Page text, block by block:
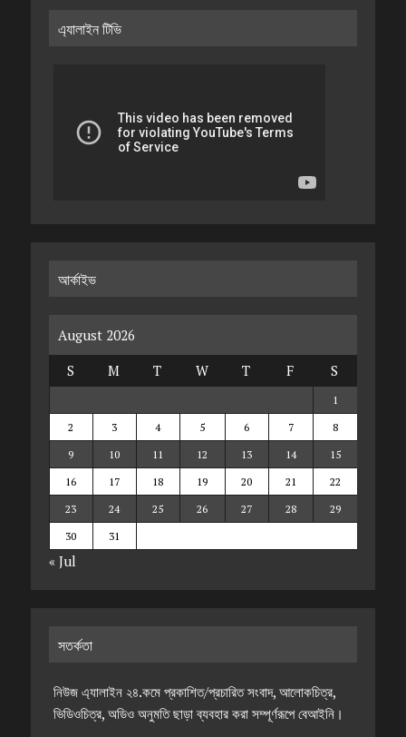
এ্যালাইন টিভি
আর্কাইভ
August 2026
S
M T W T F S
1
2
3 4 5 6 7
8
9
10 11 12 13 14
15
16
17 18 19 20 21
22
23
24 25 26 27 28
29
30
31
« Jul
সতর্কতা
নিউজ এ্যালাইন ২৪.কমে প্রকাশিত/প্রচারিত সংবাদ, আলোকচিত্র,
ভিডিওচিত্র, অডিও অনুমতি ছাড়া ব্যবহার করা সম্পূর্ণরূপে বেআইনি।